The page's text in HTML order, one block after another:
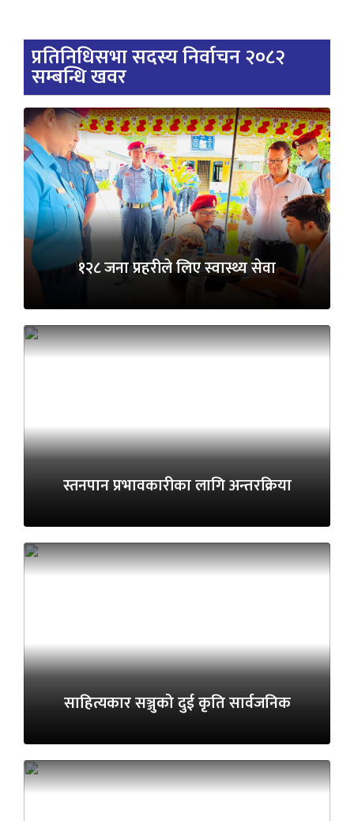
प्रतिनिधिसभा सदस्य निर्वाचन २०८२
सम्बन्धि खवर
१२८ जना प्रहरीले लिए स्वास्थ्य सेवा
स्तनपान प्रभावकारीका लागि अन्तरक्रिया
साहित्यकार सञ्जुको दुई कृति सार्वजनिक